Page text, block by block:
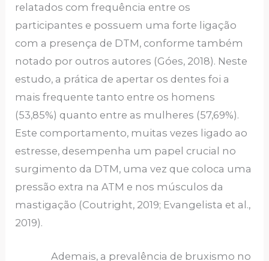
relatados com frequência entre os
participantes e possuem uma forte ligação
com a presença de DTM, conforme também
notado por outros autores (Góes, 2018). Neste
estudo, a prática de apertar os dentes foi a
mais frequente tanto entre os homens
(53,85%) quanto entre as mulheres (57,69%).
Este comportamento, muitas vezes ligado ao
estresse, desempenha um papel crucial no
surgimento da DTM, uma vez que coloca uma
pressão extra na ATM e nos músculos da
mastigação (Coutright, 2019; Evangelista et al.,
2019).
Ademais, a prevalência de bruxismo no